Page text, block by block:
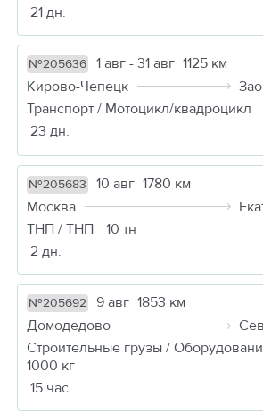
21 дн.
№205636 1 авг - 31 авг 1125 км
Кирово-Чепецк
Транспорт / Мотоцикл/квадроцикл
23 дн.
№205683 10 авг 1780 км
Москва
ТНП / ТНП
10 тн
2 дн.
№205692 9 авг 1853 км
Домодедово
Строительные грузы /
1000 кг
15 час.